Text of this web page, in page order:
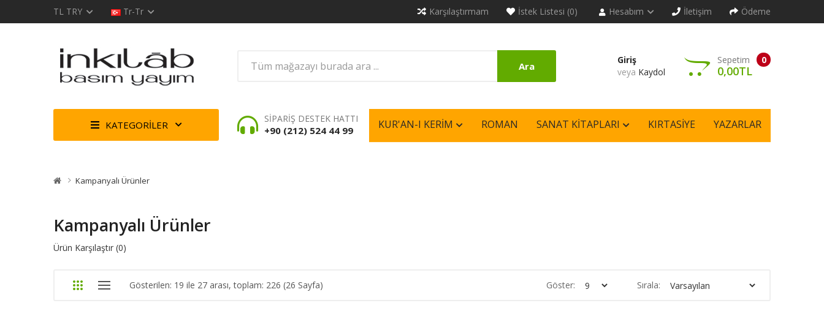
TL TRY Tr-Tr Karşılaştırmam İstek Listesi (0) Hesabım İletişim Ödeme
Giriş
veya Kaydol
0
Sepetim
0,00TL
Ara
KATEGORİLER
SİPARİŞ DESTEK HATTI
+90 (212) 524 44 99 KUR'AN-I KERIM ROMAN SANAT KITAPLARI KIRTASIYE YAZARLAR
Kampanyalı Ürünler
Kampanyalı Ürünler
Ürün Karşılaştır (0)
Gösterilen: 19 ile 27 arası, toplam: 226 (26 Sayfa) Sırala:
Göster: